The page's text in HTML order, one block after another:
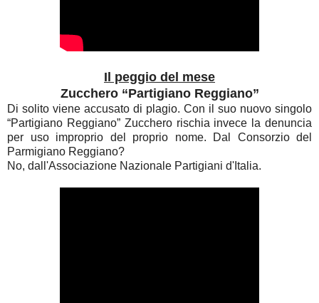
Il peggio del mese
Zucchero “Partigiano Reggiano”
Di solito viene accusato di plagio. Con il suo nuovo singolo
“Partigiano Reggiano” Zucchero rischia invece la denuncia
per uso improprio del proprio nome. Dal Consorzio del
Parmigiano Reggiano?
No, dall'Associazione Nazionale Partigiani d'Italia.